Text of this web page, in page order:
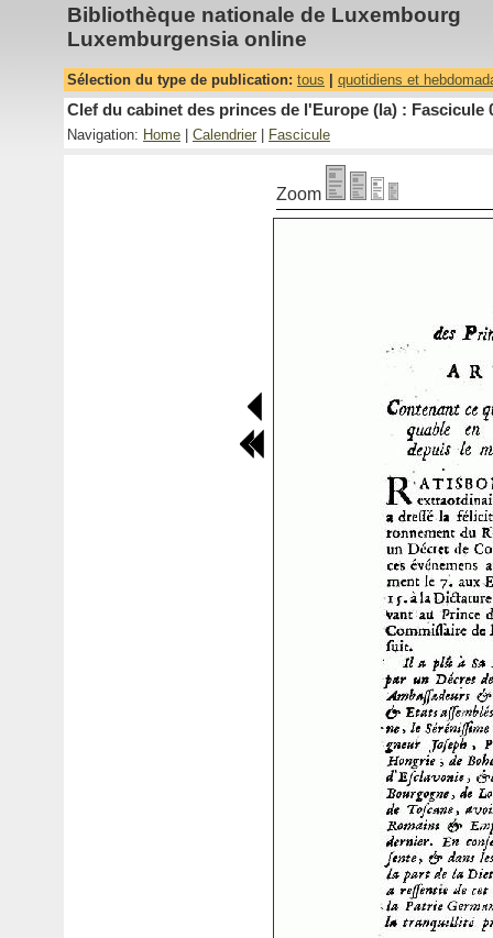
Bibliothèque nationale de Luxembourg
Luxemburgensia online
Sélection du type de publication: tous quotidiens et
Clef du cabinet des princes de l'Europe (la) : Fascicule
Navigation: Home Calendrier Fascicule
Zoom